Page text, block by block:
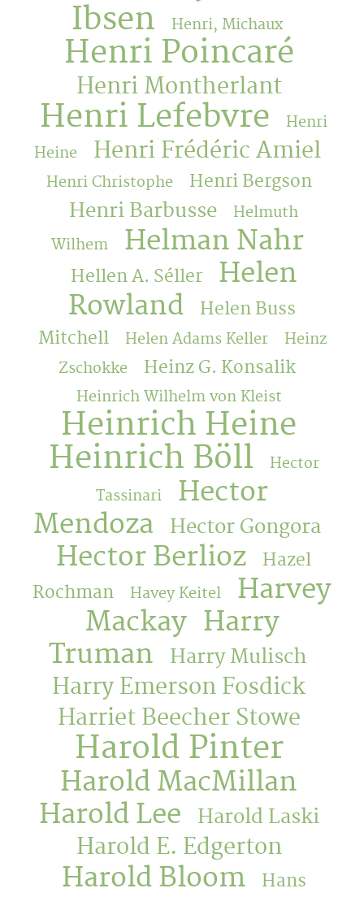
Ibsen
Henri, Michaux
Henri Poincaré
Henri Montherlant
Henri Lefebvre
Henri
Heine
Henri Frédéric Amiel
Henri Christophe Henri Bergson
Henri Barbusse
Helmuth
Wilhem
Helman Nahr
Hellen A. Séller
Helen
Rowland
Helen Buss
Mitchell
Helen Adams Keller
Heinz
Zschokke
Heinz G. Konsalik
Heinrich Wilhelm von Kleist
Heinrich Heine
Heinrich Böll
Hector
Tassinari
Hector
Mendoza
Hector Gongora
Hector Berlioz
Hazel
Rochman
Havey Keitel
Harvey
Mackay Harry
Truman
Harry Mulisch
Harry Emerson Fosdick
Harriet Beecher Stowe
Harold Pinter
Harold MacMillan
Harold Lee
Harold Laski
Harold E. Edgerton
Harold Bloom
Hans